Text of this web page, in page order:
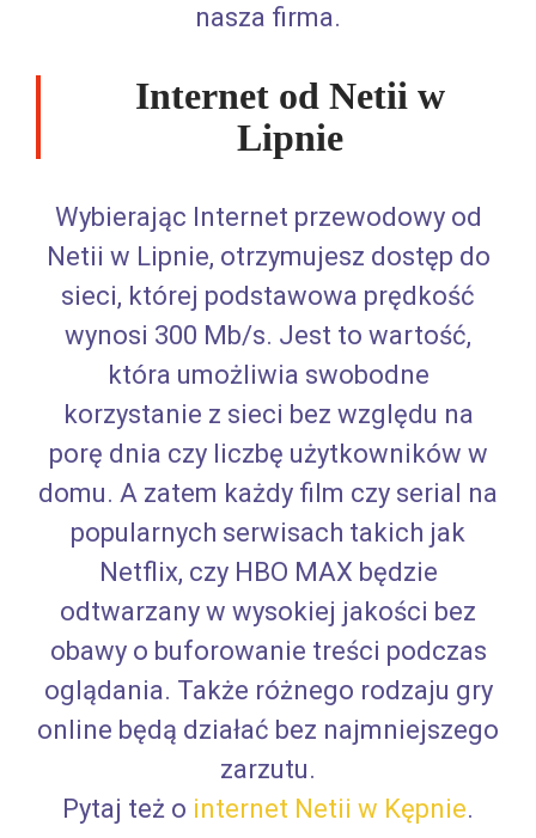
nasza firma.
Internet od Netii w
Lipnie
Wybierając Internet przewodowy od
Netii w Lipnie, otrzymujesz dostęp do
sieci, której podstawowa prędkość
wynosi 300 Mb/s. Jest to wartość,
która umożliwia swobodne
korzystanie z sieci bez względu na
porę dnia czy liczbę użytkowników w
domu. A zatem każdy film czy serial na
popularnych serwisach takich jak
Netflix, czy HBO MAX będzie
odtwarzany w wysokiej jakości bez
obawy o buforowanie treści podczas
oglądania. Także różnego rodzaju gry
online będą działać bez najmniejszego
zarzutu.
Pytaj też o internet Netii w Kępnie.